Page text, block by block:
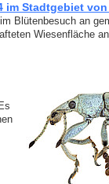
im Stadtgebiet
Blütenbesuch an
Wiesenfläche